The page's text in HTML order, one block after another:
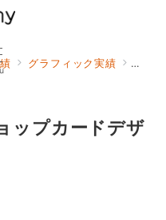
グラフィック実績 手打
ップカードデザ